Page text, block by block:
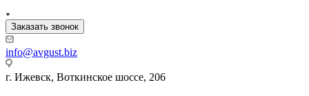
Заказать звонок
info@avgust.biz
г. Ижевск, Воткинское шоссе, 206